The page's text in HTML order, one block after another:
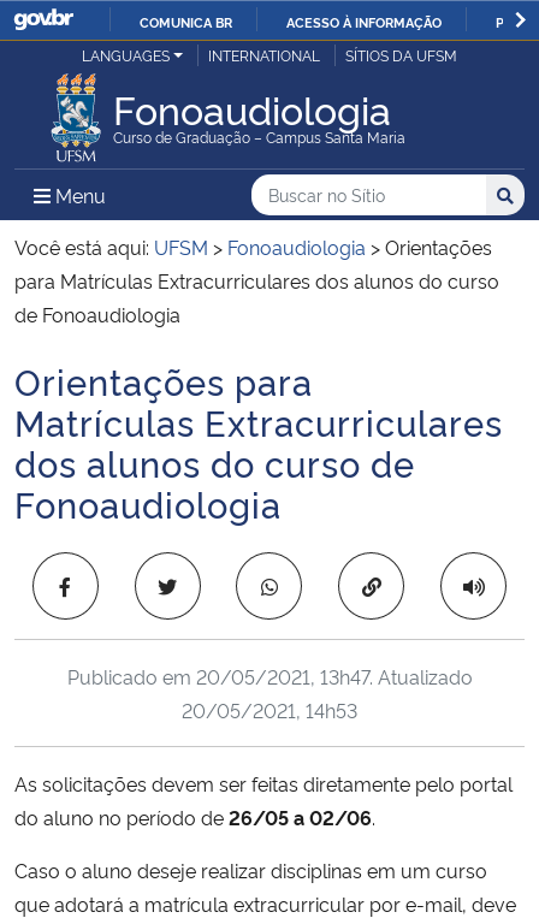
IR
O
COMUNICA BR ACESSO À INFORMAÇÃO
Ministério da Justiça e Segurança Pública
Ministério da Defesa
Ministério das Relações Exteriores
Ministério da Economia
Ministério da Infraestrutura
Ministério da Agricultura, Pecuária e Abastecimento
Ministério da Educação
Ministério da Cidadania
Ministério da Saúde
Ministério de Minas e Energia
Ministério da Ciência, Tecnologia, Inovações e Comunicações
Ministério do Meio Ambiente
Ministério do Turismo
LANGUAGES INTERNATIONAL SÍTIOS DA UFSM
Fonoaudiologia
Curso de Graduação – Campus Santa Maria
Menu Menu Principal do Sítio
Busca
Buscar no no Sítio
Busca:
Você está aqui: UFSM > Fonoaudiologia >Orientações
para Matrículas Extracurriculares dos alunos do curso
de Fonoaudiologia
Início do conteúdo
Orientações para
Matrículas Extracurriculares
dos alunos do curso de
Fonoaudiologia
Copiar para área
Publicado em 20/05/2021, 13h47. Atualizado
20/05/2021, 14h53
As solicitações devem ser feitas diretamente pelo portal
do aluno no período de26/05 a 02/06.
Caso o aluno deseje realizar disciplinas em um curso
que adotará a matrícula extracurricular por e-mail, deve